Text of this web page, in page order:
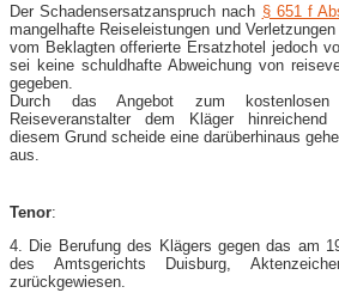
Der Schadensersatzanspruch nach § 651 f
mangelhafte Reiseleistungen und
vom Beklagten offerierte Ersatzhotel jedoch
sei keine schuldhafte Abweichung von
gegeben.
Durch das Angebot zum
Reiseveranstalter dem Kläger hinreichend
diesem Grund scheide eine darüberhinaus
aus.
Tenor:
4. Die Berufung des Klägers gegen das am
des Amtsgerichts Duisburg,
zurückgewiesen.